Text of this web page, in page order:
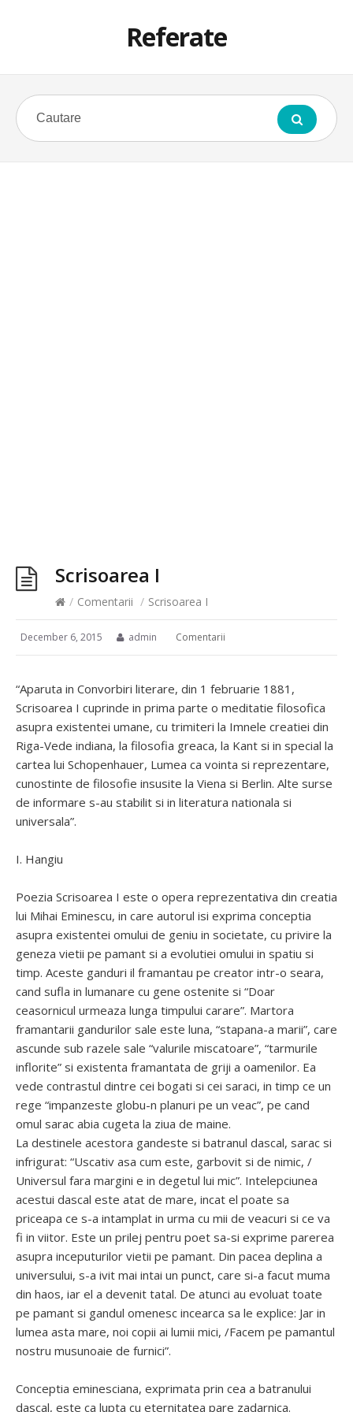
Referate
Scrisoarea I
/ Comentarii / Scrisoarea I
December 6, 2015 admin Comentarii
“Aparuta in Convorbiri literare, din 1 februarie 1881,
Scrisoarea I cuprinde in prima parte o meditatie filosofica
asupra existentei umane, cu trimiteri la Imnele creatiei din
Riga-Vede indiana, la filosofia greaca, la Kant si in special la
cartea lui Schopenhauer, Lumea ca vointa si reprezentare,
cunostinte de filosofie insusite la Viena si Berlin. Alte surse
de informare s-au stabilit si in literatura nationala si
universala”.
I. Hangiu
Poezia Scrisoarea I este o opera reprezentativa din creatia
lui Mihai Eminescu, in care autorul isi exprima conceptia
asupra existentei omului de geniu in societate, cu privire la
geneza vietii pe pamant si a evolutiei omului in spatiu si
timp. Aceste ganduri il framantau pe creator intr-o seara,
cand sufla in lumanare cu gene ostenite si “Doar
ceasornicul urmeaza lunga timpului carare”. Martora
framantarii gandurilor sale este luna, “stapana-a marii”, care
ascunde sub razele sale “valurile miscatoare”, “tarmurile
inflorite” si existenta framantata de griji a oamenilor. Ea
vede contrastul dintre cei bogati si cei saraci, in timp ce un
rege “impanzeste globu-n planuri pe un veac”, pe cand
omul sarac abia cugeta la ziua de maine.
La destinele acestora gandeste si batranul dascal, sarac si
infrigurat: “Uscativ asa cum este, garbovit si de nimic, /
Universul fara margini e in degetul lui mic”. Intelepciunea
acestui dascal este atat de mare, incat el poate sa
priceapa ce s-a intamplat in urma cu mii de veacuri si ce va
fi in viitor. Este un prilej pentru poet sa-si exprime parerea
asupra inceputurilor vietii pe pamant. Din pacea deplina a
universului, s-a ivit mai intai un punct, care si-a facut muma
din haos, iar el a devenit tatal. De atunci au evoluat toate
pe pamant si gandul omenesc incearca sa le explice: Jar in
lumea asta mare, noi copii ai lumii mici, /Facem pe pamantul
nostru musunoaie de furnici”.
Conceptia eminesciana, exprimata prin cea a batranului
dascal, este ca lupta cu eternitatea pare zadarnica.